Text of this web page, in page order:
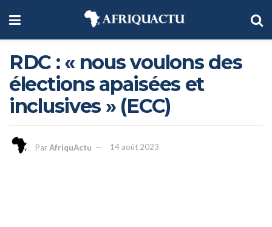
RDC : « nous voulons des
élections apaisées et
inclusives » (ECC)
ParAfriquActu 14 août 2023